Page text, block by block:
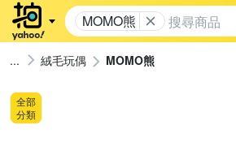
MOMO熊
絨毛玩偶 MOMO熊
全部
分類